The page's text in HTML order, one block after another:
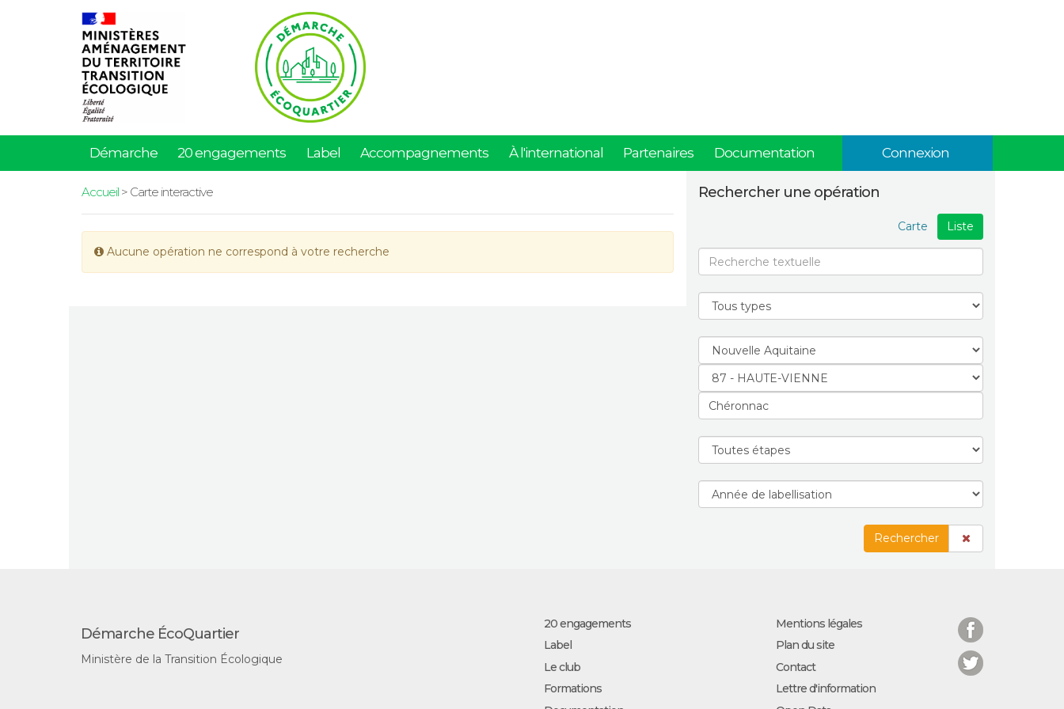
Démarche 20 engagements Label Accompagnements À l'international Partenaires Documentation Connexion
Accueil> Carte interactive
Aucune opération ne correspond à votre recherche
Rechercher une opération
Liste
Carte
Rechercher
Démarche ÉcoQuartier
Ministère de la Transition Écologique
20 engagements
Label
Le club
Formations
Mentions légales
Plan du site
Contact
Lettre d'information
Facebook
Twitter